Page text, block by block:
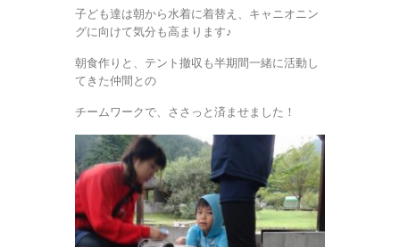
子ども達は朝から水着に着替え、キャニオニン
グに向けて気分も高まります♪
朝食作りと、テント撤収も半期間一緒に活動し
てきた仲間との
チームワークで、ささっと済ませました！